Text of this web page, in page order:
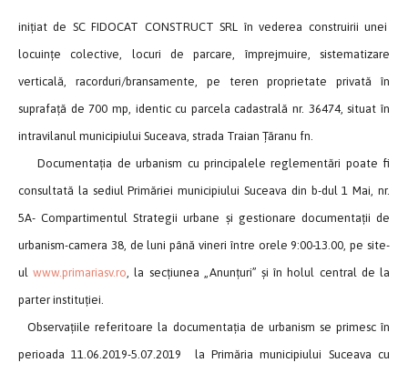
inițiat de SC FIDOCAT CONSTRUCT SRL în vederea construirii unei
locuințe colective, locuri de parcare, împrejmuire, sistematizare
verticală, racorduri/bransamente, pe teren proprietate privată în
suprafață de 700 mp, identic cu parcela cadastrală nr. 36474, situat în
intravilanul municipiului Suceava, strada Traian Țăranu fn.
Documentaţia de urbanism cu principalele reglementări poate fi
consultată la sediul Primăriei municipiului Suceava din b-dul 1 Mai, nr.
5A- Compartimentul Strategii urbane și gestionare documentaţii de
urbanism-camera 38, de luni până vineri între orele 9:00-13.00, pe site-
ulwww.primariasv.ro , la secţiunea „Anunţuri” și în holul central de la
parter instituției.
Observaţiile referitoare la documentaţia de urbanism se primesc în
perioada 11.06.2019-5.07.2019 la Primăria municipiului Suceava cu